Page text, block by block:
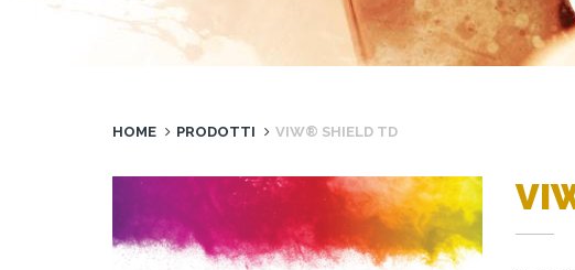
HOME PRODOTTI VIW® SHIELD TD